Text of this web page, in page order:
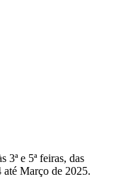
3ª e 5ª feiras, das
até Março de 2025.